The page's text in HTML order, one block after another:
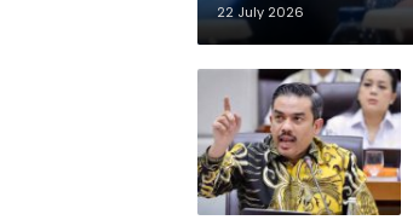
22 July 2026